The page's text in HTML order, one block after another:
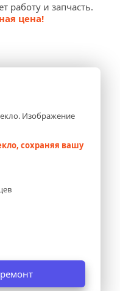
работу и запчасть.
цена!
Изображение
сохраняя вашу